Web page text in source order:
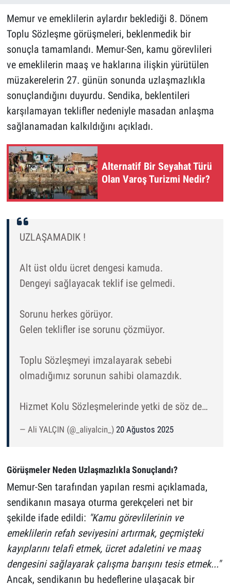
Memur ve emeklilerin aylardır beklediği 8. Dönem
Toplu Sözleşme görüşmeleri, beklenmedik bir
sonuçla tamamlandı. Memur-Sen, kamu görevlileri
ve emeklilerin maaş ve haklarına ilişkin yürütülen
müzakerelerin 27. günün sonunda uzlaşmazlıkla
sonuçlandığını duyurdu. Sendika, beklentileri
karşılamayan teklifler nedeniyle masadan anlaşma
sağlanamadan kalkıldığını açıkladı.
Alternatif Bir Seyahat Türü
Olan Varoş Turizmi Nedir?
UZLAŞAMADIK !
Alt üst oldu ücret dengesi kamuda.
Dengeyi sağlayacak teklif ise gelmedi.
Sorunu herkes görüyor.
Gelen teklifler ise sorunu çözmüyor.
Toplu Sözleşmeyi imzalayarak sebebi
olmadığımız sorunun sahibi olamazdık.
Hizmet Kolu Sözleşmelerinde yetki de söz de…
— Ali YALÇIN (@_aliyalcin_) 20 Ağustos 2025
Görüşmeler Neden Uzlaşmazlıkla Sonuçlandı?
Memur-Sen tarafından yapılan resmi açıklamada,
sendikanın masaya oturma gerekçeleri net bir
şekilde ifade edildi: "Kamu görevlilerinin ve
emeklilerin refah seviyesini artırmak, geçmişteki
kayıplarını telafi etmek, ücret adaletini ve maaş
dengesini sağlayarak çalışma barışını tesis etmek..."
Ancak, sendikanın bu hedeflerine ulaşacak bir